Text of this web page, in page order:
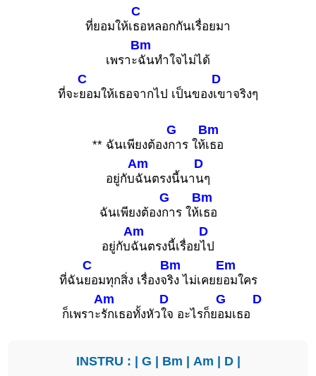
ที่ยอมให้เ
C
ธอหลอกกันเรื่อยมา
เพราะ
Bm
ฉันทำใจไม่ได้
ที่จะ
C
ยอมให้เธอจากไป เป็นของ
D
เขาจริงๆ
** ฉันเพียงต้อง
G
การ ให้
Bm
เธอ
อยู่กับ
Am
ฉันตรงนี้นา
D
นๆ
ฉันเพียงต้อง
G
การ ให้
Bm
เธอ
อยู่กับ
Am
ฉันตรงนี้เรื่อย
D
ไป
ที่ฉัน
C
ยอมทุกสิ่ง เรื่องจ
Bm
ริง ไม่เคยย
Em
อมใคร
ก็เพราะ
Am
รักเธอทั้งหัว
D
ใจ อะไรก็ย
G
อมเธอ
D
INSTRU : | G | Bm | Am | D|